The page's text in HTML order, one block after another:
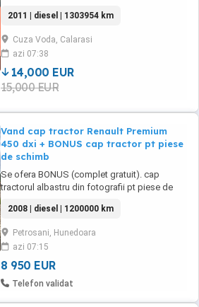
Motor: diesel, 6 cilindri, 12.9L, 460 CP *
Kilometraj: 1.303.954 km * Schimb ulei recent
* Stare tehnică bună Semiremorcă: * Model:
KRONE, prelată * An fabricație: 2009 *
Întreținută, ...
2011 | diesel | 1303954 km
Cuza Voda, Calarasi
azi 07:38
14,000 EUR
15,000 EUR
Vand cap tractor Renault Premium
450 dxi + BONUS cap tractor pt piese
de schimb
Se ofera BONUS (complet gratuit). cap
tractorul albastru din fotografii pt piese de
450 DXI, an 2008, 1.2 mil km, cutie automată,
diesel, 10840 cmc, xenon, kit design exterior,
aer condiționat, Webasto, frigider, două
paturi, trapă, 2 rezervoare, cruiz control, ...
2008 | diesel | 1200000 km
Petrosani, Hunedoara
azi 07:15
8 950 EUR
Telefon validat